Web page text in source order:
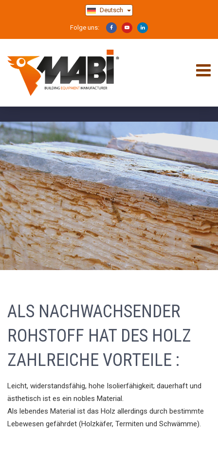
Deutsch
Folge uns:
ALS NACHWACHSENDER
ROHSTOFF HAT DES HOLZ
ZAHLREICHE VORTEILE :
Leicht, widerstandsfähig, hohe Isolierfähigkeit; dauerhaft und
ästhetisch ist es ein nobles Material.
Als lebendes Material ist das Holz allerdings durch bestimmte
Lebewesen gefährdet (Holzkäfer, Termiten und Schwämme).